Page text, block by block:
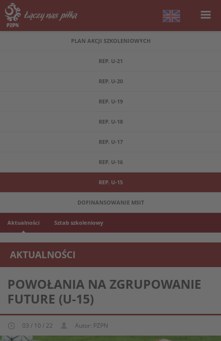
PLAN AKCJI SZKOLENIOWYCH
REP. U-21
REP. U-20
REP. U-19
REP. U-18
REP. U-17
REP. U-16
REP. U-15
DOFINANSOWANIE MSIT
Aktualności Sztab szkoleniowy
AKTUALNOŚCI
REPREZENTACJA MŁODZIEŻOWA U-15
POWOŁANIA NA ZGRUPOWANIE
FUTURE (U-15)
03 / 10 / 22 Autor: PZPN